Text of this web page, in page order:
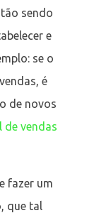
sendo
e
se o
é
de novos
de vendas
fazer um
que tal